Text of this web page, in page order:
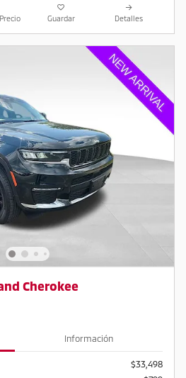
Guardar Detalles
Cherokee
Información
$33,498